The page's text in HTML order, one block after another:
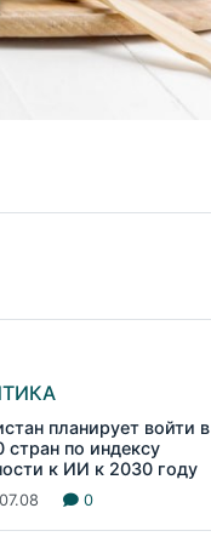
планирует войти в
стран по индексу
к ИИ к 2030 году
0